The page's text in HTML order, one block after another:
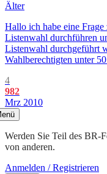
Älter
Hallo ich habe eine
Listenwahl durchführen
Listenwahl durchgeführt
Wahlberechtigten unter
4
982
Mrz 2010
Werden Sie Teil des BR-
von anderen.
Anmelden / Registrieren